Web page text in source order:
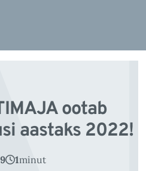
ootab
aastaks 2022!
1minut